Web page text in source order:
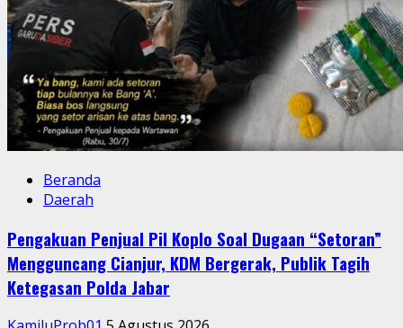
Beranda
Daerah
Pengakuan Penjual Pil Koplo Soal Dugaan “Setoran”
Mengguncang Cianjur, KDM Bergerak, Publik Tagih
Ketegasan Polda Jabar